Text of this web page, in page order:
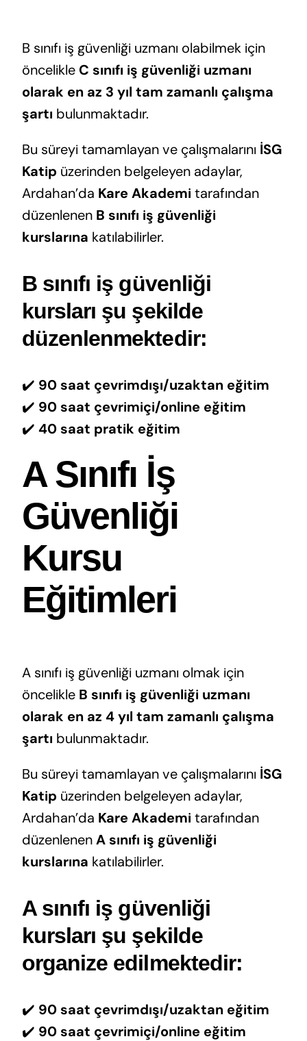
B sınıfı iş güvenliği uzmanı olabilmek için
öncelikle C sınıfı iş güvenliği uzmanı
olarak en az 3 yıl tam zamanlı çalışma
şartı bulunmaktadır.
Bu süreyi tamamlayan ve çalışmalarını İSG
Katip üzerinden belgeleyen adaylar,
Ardahan’da Kare Akademi tarafından
düzenlenen B sınıfı iş güvenliği
kurslarına katılabilirler.
B sınıfı iş güvenliği
kursları şu şekilde
düzenlenmektedir:
✔️ 90 saat çevrimdışı/uzaktan eğitim
✔️ 90 saat çevrimiçi/online eğitim
✔️ 40 saat pratik eğitim
A Sınıfı İş
Güvenliği
Kursu
Eğitimleri
A sınıfı iş güvenliği uzmanı olmak için
öncelikle B sınıfı iş güvenliği uzmanı
olarak en az 4 yıl tam zamanlı çalışma
şartı bulunmaktadır.
Bu süreyi tamamlayan ve çalışmalarını İSG
Katip üzerinden belgeleyen adaylar,
Ardahan’da Kare Akademi tarafından
düzenlenenA sınıfı iş güvenliği
kurslarına katılabilirler.
A sınıfı iş güvenliği
kursları şu şekilde
organize edilmektedir:
✔️ 90 saat çevrimdışı/uzaktan eğitim
✔️ 90 saat çevrimiçi/online eğitim